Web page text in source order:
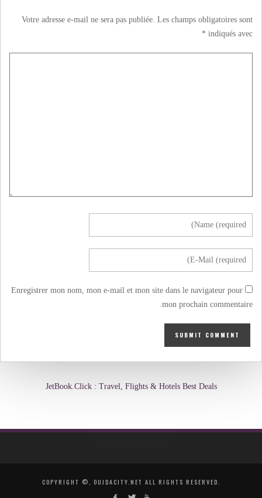
Votre adresse e-mail ne sera pas publiée. Les champs obligatoires sont
indiqués avec
*
Enregistrer mon nom, mon e-mail et mon site dans le navigateur pour
mon prochain commentaire.
JetBook.Click : Travel, Flights & Hotels Best Deals
COPYRIGHT ©, OUJDACITY.NET ALL RIGHTS RESERVED.